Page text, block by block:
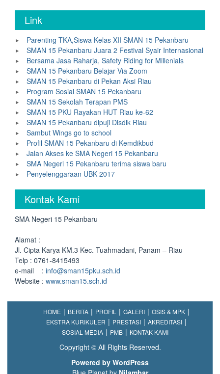
Link
Parenting TKA,Siswa Kelas XII SMAN 15 Pekanbaru
SMAN 15 Pekanbaru Juara 2 Festival Syair Internasional
Bersama Jasa Raharja, Safety Riding for Millenials
SMAN 15 Pekanbaru Belajar Via Zoom
SMAN 15 Pekanbaru di Pekan Aksi Riau
Program Sosial SMAN 15 Pekanbaru
SMAN 15 Sekolah Terapan PMS
SMAN 15 PKU Rayakan HUT Riau ke-62
SMAN 15 Pekanbaru dipuji Disdik Riau
Sambut Wings go to school
Profil SMAN 15 Pekanbaru di Kemdikbud
Jalan Akses ke SMA Negeri 15 Pekanbaru
SMA Negeri 15 Pekanbaru terima siswa baru
Penyelenggaraan UBK 2017
Kontak Kami
SMA Negeri 15 Pekanbaru
Alamat :
Jl. Cipta Karya KM.3 Kec. Tuahmadani, Panam – Riau
Telp : 0761-8415493
e-mail : info@sman15pku.sch.id
Website : www.sman15.sch.id
HOME BERITA PROFIL GALERI
OSIS & MPK
EKSTRA KURIKULER
PRESTASI
AKREDITASI
SOSIAL MEDIA
PMB KONTAK KAMI
Copyright © All Rights Reserved.
Powered by WordPress